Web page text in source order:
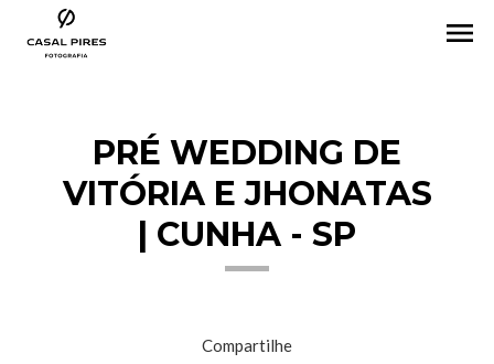
menu
PRÉ WEDDING DE
VITÓRIA E JHONATAS
| CUNHA - SP
Compartilhe